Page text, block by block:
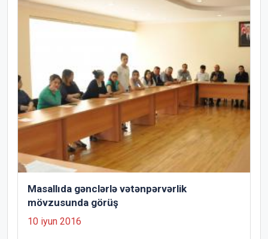
Masallıda gənclərlə vətənpərvərlik
mövzusunda görüş
10 iyun 2016